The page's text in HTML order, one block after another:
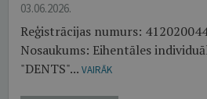
03.06.2026.
Reģistrācijas numurs:
Nosaukums: Eihentāles
"DENTS"... VAIRĀK